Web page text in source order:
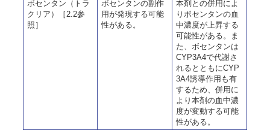
ボセンタン（トラ
クリア）［2.2参
照］
ボセンタンの副作
用が発現する可能
性がある。
本剤との併用によ
りボセンタンの血
中濃度が上昇する
可能性がある。ま
た、ボセンタンは
CYP3A4で代謝さ
れるとともにCYP
3A4誘導作用も有
するため、併用に
より本剤の血中濃
度が変動する可能
性がある。